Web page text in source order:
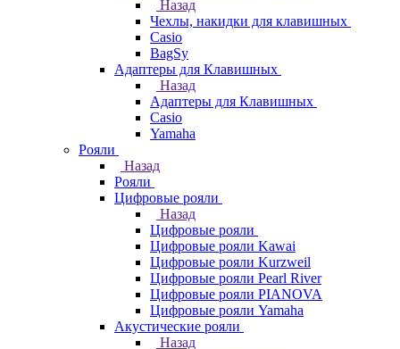
Назад
Чехлы, накидки для клавишных
Casio
BagSy
Адаптеры для Клавишных
Назад
Адаптеры для Клавишных
Casio
Yamaha
Рояли
Назад
Рояли
Цифровые рояли
Назад
Цифровые рояли
Цифровые рояли Kawai
Цифровые рояли Kurzweil
Цифровые рояли Pearl River
Цифровые рояли PIANOVA
Цифровые рояли Yamaha
Акустические рояли
Назад